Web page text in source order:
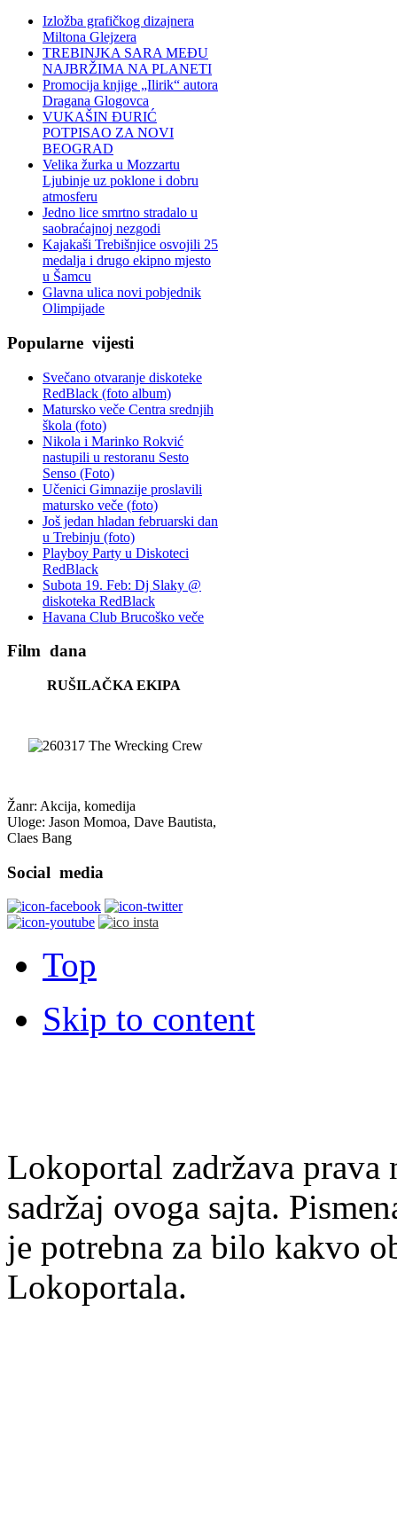
Izložba grafičkog dizajnera
Miltona Glejzera
TREBINЈKA SARA MEĐU
NAJBRŽIMA NA PLANETI
Promocija knjige „Ilirik“ autora
Dragana Glogovca
VUKAŠIN ĐURIĆ
POTPISAO ZA NOVI
BEOGRAD
Velika žurka u Mozzartu
Ljubinje uz poklone i dobru
atmosferu
Jedno lice smrtno stradalo u
saobraćajnoj nezgodi
Kajakaši Trebišnjice osvojili 25
medalja i drugo ekipno mjesto
u Šamcu
Glavna ulica novi pobjednik
Olimpijade
Popularne vijesti
Svečano otvaranje diskoteke
RedBlack (foto album)
Matursko veče Centra srednjih
škola (foto)
Nikola i Marinko Rokvić
nastupili u restoranu Sesto
Senso (Foto)
Učenici Gimnazije proslavili
matursko veče (foto)
Još jedan hladan februarski dan
u Trebinju (foto)
Playboy Party u Diskoteci
RedBlack
Subota 19. Feb: Dj Slaky @
diskoteka RedBlack
Havana Club Brucoško veče
Film dana
RUŠILAČKA EKIPA
Žanr: Akcija, komedija
Uloge: Jason Momoa, Dave Bautista,
Claes Bang
Social media
Top
Skip to content
Lokoportal zadržava
sadržaj ovoga sajta.
je potrebna za bilo kakvo
Lokoportala.